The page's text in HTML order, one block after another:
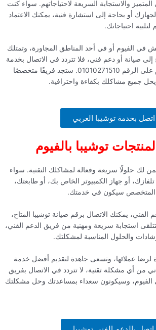
والاستجابة السريعة لاحتياجاتهم. سواء كنت
أو بحاجة إلى استشارة فنية، يمكنك الاعتماد
احتياجاتك.
في الفيوم أو في أحد المناطق المجاورة، وتمتلك
إلى صيانة أو دعم فني، فلا تتردد في الاتصال بخدمة
عملاء توشيبا في الفيوم على الرقم 01010271510. ستجد فريقًا متخصصًا
جميع مشاكلك بكفاءة واحترافية.
اتصل بخدمة توشيبا العربي
توشيبا بالفيوم
لك حلولًا سريعة وفعالة لمشاكلك التقنية. سواء
أو جهاز الكمبيوتر الخاص بك، أو طابعتك،
المتخصص سيكون في خدمتك.
الفني، يمكنك الاتصال برقم صيانة توشيبا المتاح،
ستتلقى استجابة سريعة ومهنية من فريق الدعم الفني،
والحلول المناسبة لمشكلتك.
لرضا عملائها، وتسعى جاهدة لتقديم أفضل خدمة
من أي مشكلة تقنية، لا تتردد في الاتصال بفريق
الفيوم، وسيكونون سعداء بمساعدتك وحل مشكلتك